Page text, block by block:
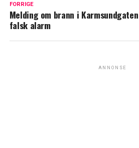
FORRIGE
Melding om brann i
falsk alarm
ANNONSE